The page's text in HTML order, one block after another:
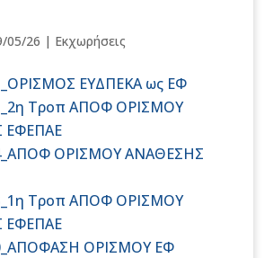
05/26 | Εκχωρήσεις
ΕΥΔΠΕΚΑ ως ΕΦ
Τροπ ΑΠΟΦ ΟΡΙΣΜΟΥ
ΕΦΕΠΑΕ
ΟΡΙΣΜΟΥ ΑΝΑΘΕΣΗΣ
Τροπ ΑΠΟΦ ΟΡΙΣΜΟΥ
ΕΦΕΠΑΕ
ΟΡΙΣΜΟΥ ΕΦ